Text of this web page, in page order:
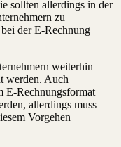
sollten allerdings in der
zu
der E-Rechnung
weiterhin
werden. Auch
E-Rechnungsformat
allerdings muss
Vorgehen